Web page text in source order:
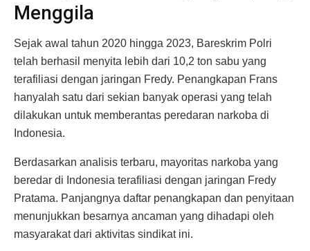
Menggila
Sejak awal tahun 2020 hingga 2023, Bareskrim Polri
telah berhasil menyita lebih dari 10,2 ton sabu yang
terafiliasi dengan jaringan Fredy. Penangkapan Frans
hanyalah satu dari sekian banyak operasi yang telah
dilakukan untuk memberantas peredaran narkoba di
Indonesia.
Berdasarkan analisis terbaru, mayoritas narkoba yang
beredar di Indonesia terafiliasi dengan jaringan Fredy
Pratama. Panjangnya daftar penangkapan dan penyitaan
menunjukkan besarnya ancaman yang dihadapi oleh
masyarakat dari aktivitas sindikat ini.